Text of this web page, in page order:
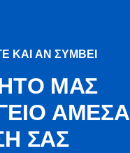
ΚΑΙ ΑΝ ΣΥΜΒΕΙ
ΤΟ ΜΑΣ
ΕΙΟ ΑΜΕΣΑ
Η ΣΑΣ